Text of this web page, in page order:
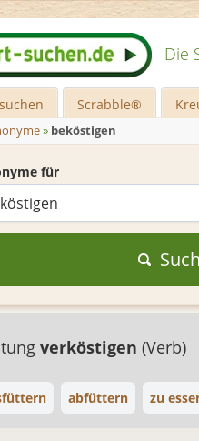
Die
Scrabble®
» beköstigen
für
verköstigen (Verb)
abfüttern zu